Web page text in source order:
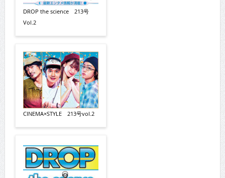
DROP the science 213号
Vol.2
CINEMA×STYLE 213号vol.2